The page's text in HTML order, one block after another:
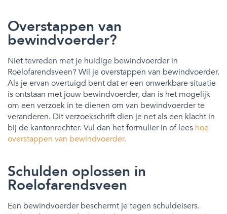
Overstappen van
bewindvoerder?
Niet tevreden met je huidige bewindvoerder in
Roelofarendsveen? Wil je overstappen van bewindvoerder.
Als je ervan overtuigd bent dat er een onwerkbare situatie
is ontstaan met jouw bewindvoerder, dan is het mogelijk
om een verzoek in te dienen om van bewindvoerder te
veranderen. Dit verzoekschrift dien je net als een klacht in
bij de kantonrechter. Vul dan het formulier in of lees hoe
overstappen van bewindvoerder.
Schulden oplossen in
Roelofarendsveen
Een bewindvoerder beschermt je tegen schuldeisers.